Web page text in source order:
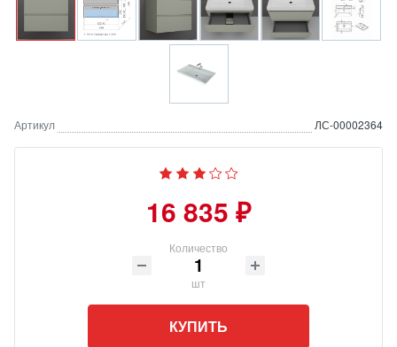
Артикул ЛС-00002364
16 835 ₽
Количество
шт
КУПИТЬ